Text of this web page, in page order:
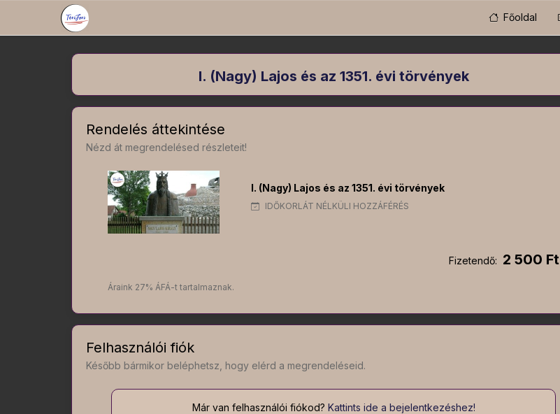
Főoldal
I. (Nagy) Lajos és az 1351. évi törvények
Rendelés áttekintése
Nézd át megrendelésed részleteit!
I. (Nagy) Lajos és az 1351. évi törvények
IDŐKORLÁT NÉLKÜLI HOZZÁFÉRÉS
Fizetendő: 2 500 Ft
Áraink 27% ÁFÁ-t tartalmaznak.
Felhasználói fiók
Később bármikor beléphetsz, hogy elérd a megrendeléseid.
Már van felhasználói fiókod? Kattints ide a bejelentkezéshez!